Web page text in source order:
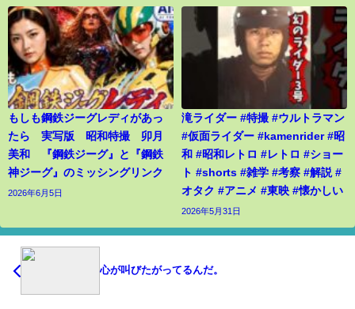
もしも鋼鉄ジーグレディがあっ
たら 実写版 昭和特撮 卯月
美和 『鋼鉄ジーグ』と『鋼鉄
神ジーグ』のミッシングリンク
2026年6月5日
滝ライダー #特撮 #ウルトラマン
#仮面ライダー #kamenrider #昭
和 #昭和レトロ #レトロ #ショー
ト #shorts #雑学 #考察 #解説 #
オタク #アニメ #東映 #懐かしい
2026年5月31日
心が叫びたがってるんだ。